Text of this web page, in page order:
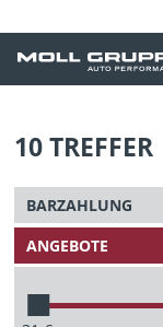
10TREFFER